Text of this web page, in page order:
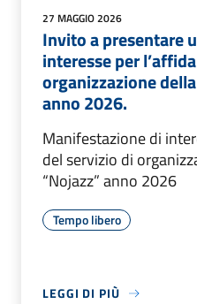
27 MAGGIO 2026
Invito a presentare
interesse per
organizzazione
anno 2026.
Manifestazione di
del servizio di
“Nojazz” anno 2026
Tempo libero
LEGGI DI PIÙ